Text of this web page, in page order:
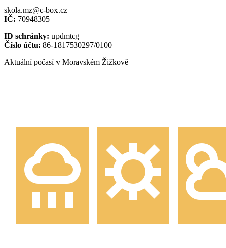
skola.mz@c-box.cz
IČ: 70948305
ID schránky: updmtcg
Číslo účtu: 86-1817530297/0100
Aktuální počasí v Moravském Žižkově